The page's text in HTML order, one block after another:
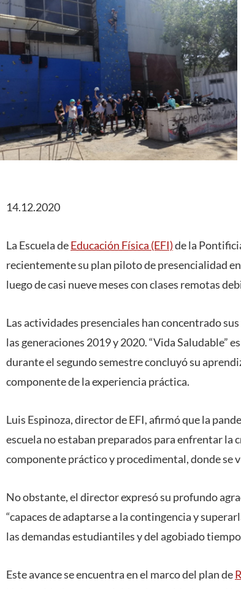
14.12.2020
La Escuela deEducación Física (EFI)de la
recientemente su plan piloto de presencialidad
luego de casi nueve meses con clases remotas
Las actividades presenciales han concentrado
las generaciones 2019 y 2020. “Vida Saludable”
durante el segundo semestre concluyó su
componente de la experiencia práctica.
Luis Espinoza, director de EFI, afirmó que la
escuela no estaban preparados para enfrentar la
componente práctico y procedimental, donde se
No obstante, el director expresó su profundo
“capaces de adaptarse a la contingencia y
las demandas estudiantiles y del agobiado
Este avance se encuentra en el marco del plan de